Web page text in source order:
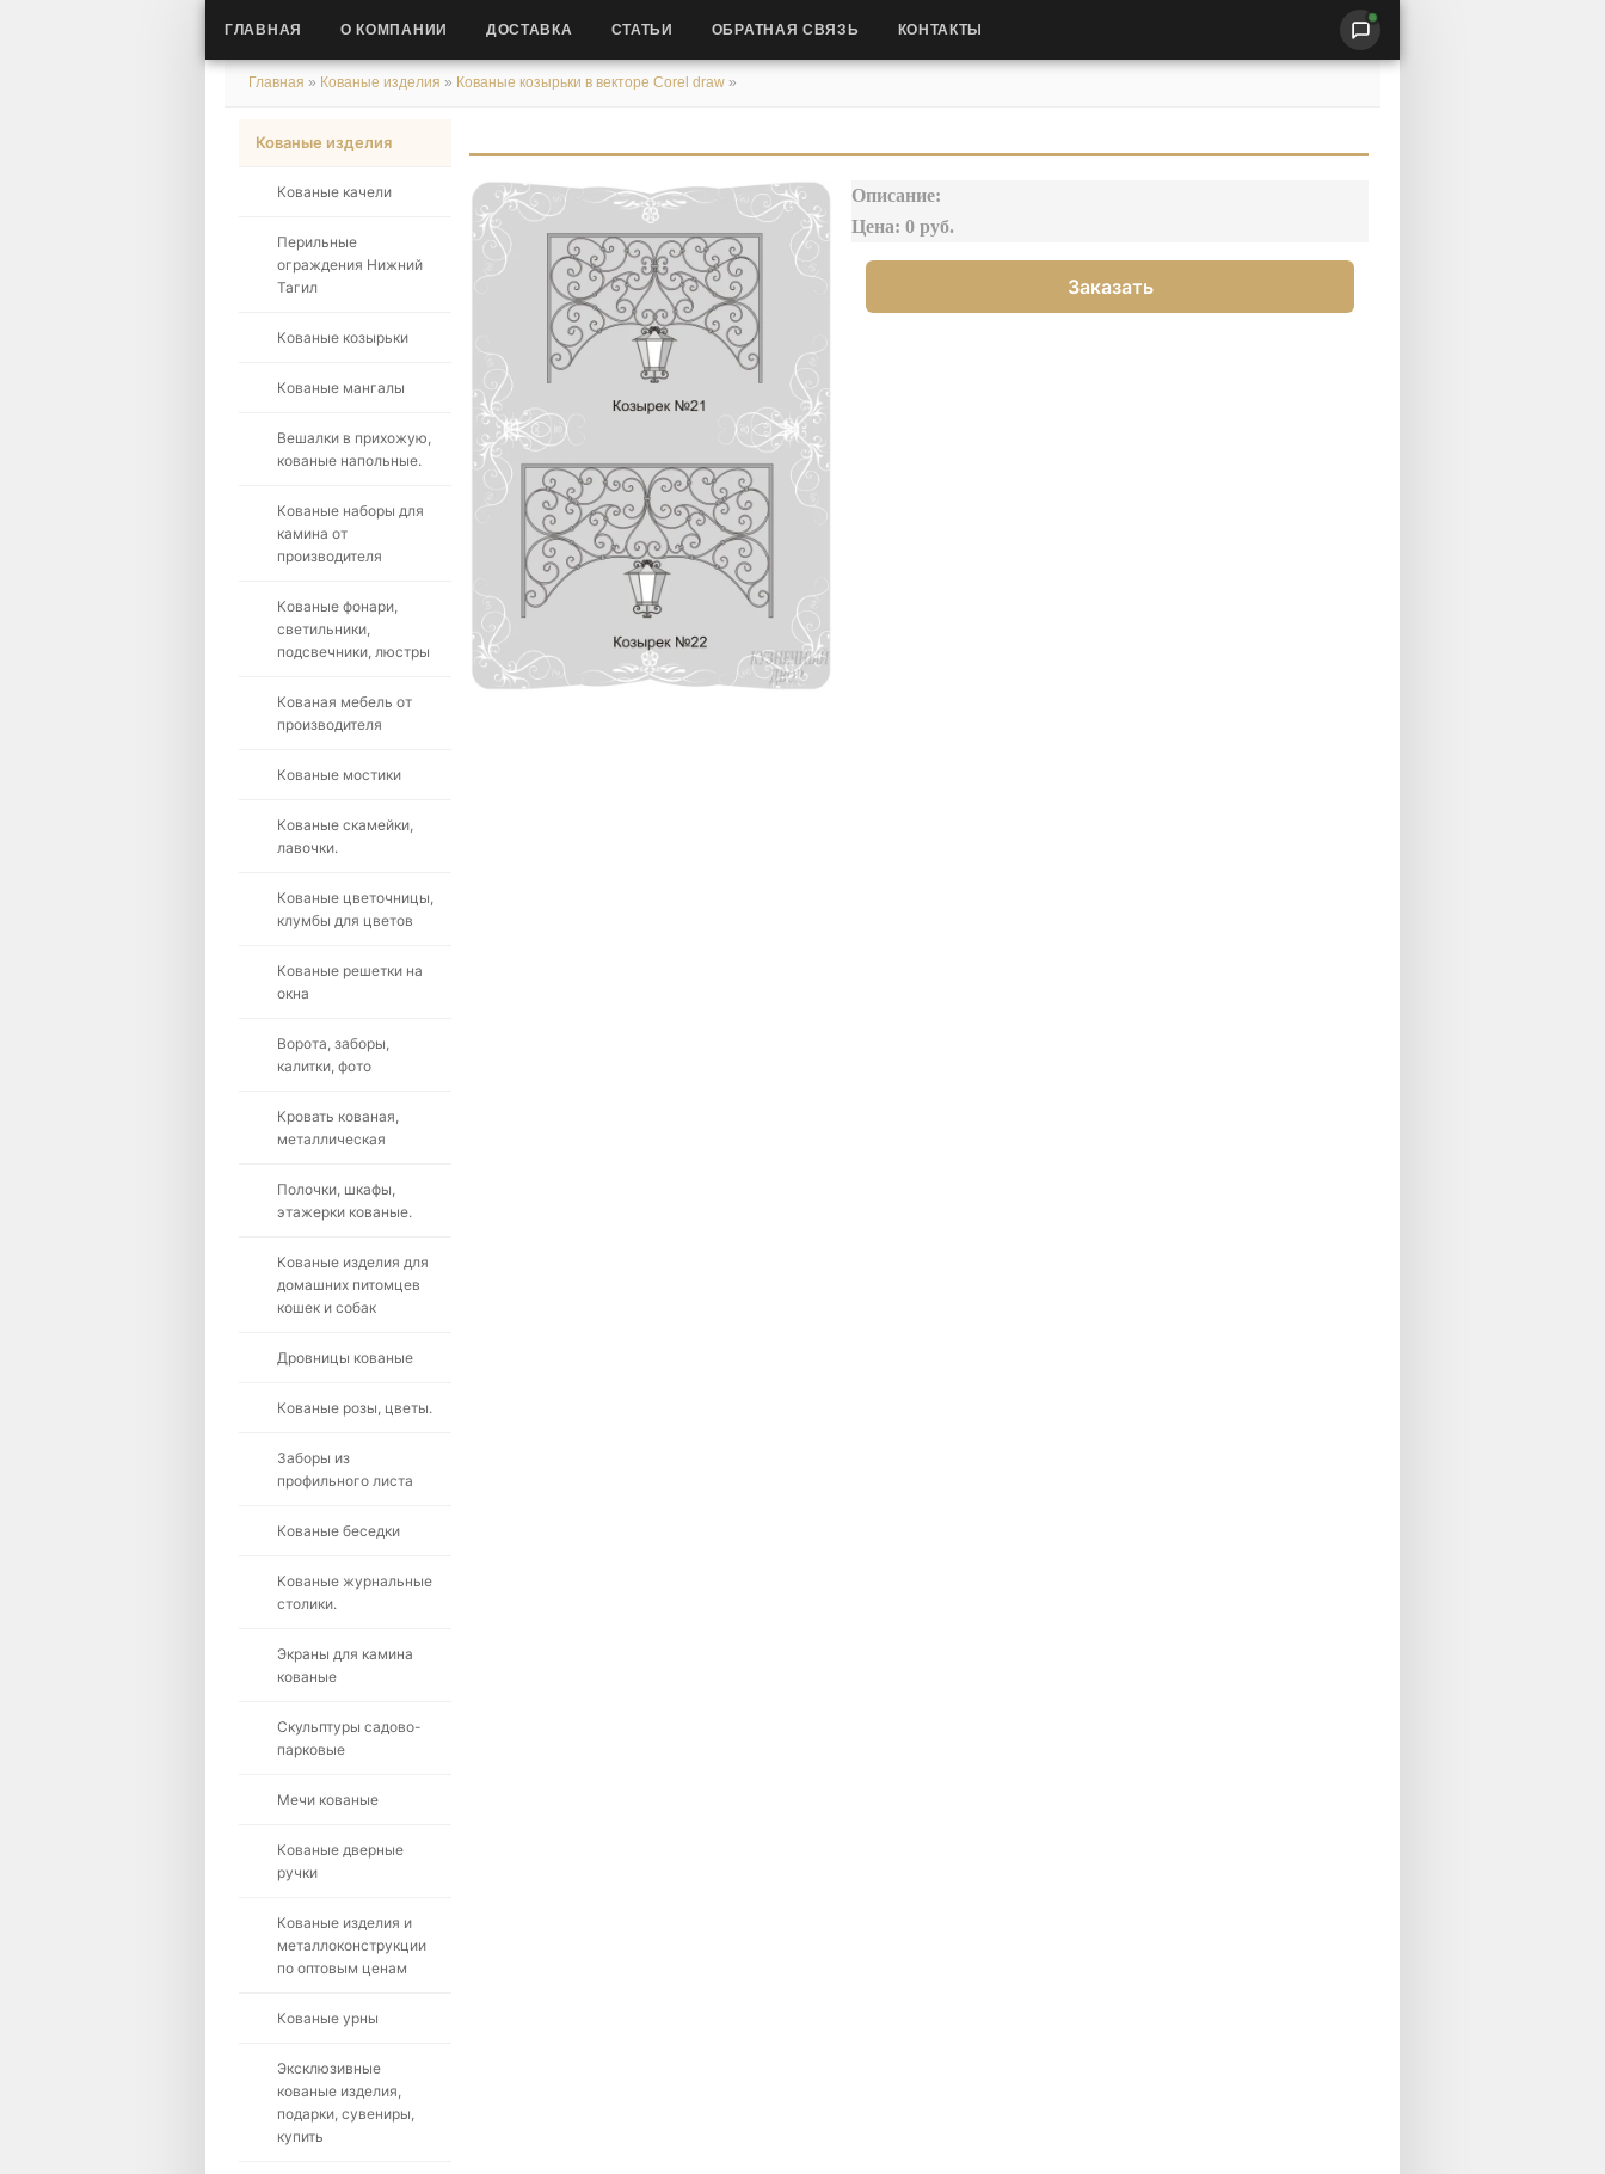
ГЛАВНАЯ О КОМПАНИИ ДОСТАВКА СТАТЬИ ОБРАТНАЯ СВЯЗЬ КОНТАКТЫ
Главная » Кованые изделия » Кованые козырьки в векторе Corel draw »
Кованые изделия
Кованые качели
Перильные
ограждения Нижний
Тагил
Кованые козырьки
Кованые мангалы
Вешалки в прихожую,
кованые напольные.
Кованые наборы для
камина от
производителя
Кованые фонари,
светильники,
подсвечники, люстры
Кованая мебель от
производителя
Кованые мостики
Кованые скамейки,
лавочки.
Кованые цветочницы,
клумбы для цветов
Кованые решетки на
окна
Ворота, заборы,
калитки, фото
Кровать кованая,
металлическая
Полочки, шкафы,
этажерки кованые.
Кованые изделия для
домашних питомцев
кошек и собак
Дровницы кованые
Кованые розы, цветы.
Заборы из
профильного листа
Кованые беседки
Кованые журнальные
столики.
Экраны для камина
кованые
Скульптуры садово-
парковые
Мечи кованые
Кованые дверные
ручки
Кованые изделия и
металлоконструкции
по оптовым ценам
Кованые урны
Эксклюзивные
кованые изделия,
подарки, сувениры,
купить
Описание:
Цена: 0 руб.
Заказать